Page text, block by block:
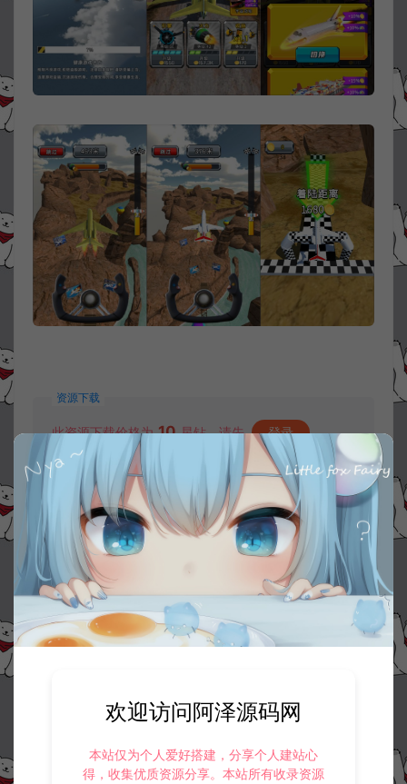
资源下载
此资源下载价格为 10 星钻，请先 登录
收藏 (1) 打赏 点赞 (
©版权免责声明
如果本站有侵犯、不妥之处的资源，请在网站右边客服联系我们。
将会第一时间解决！
业用途，请大家不要用于商用！
侵权联系邮箱：32838727@qq.com
欢迎访问阿泽源码网
本站仅为个人爱好搭建，分享个人建站心
得，收集优质资源分享。本站所有收录资源